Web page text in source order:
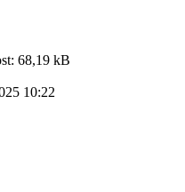
68,19 kB
10:22